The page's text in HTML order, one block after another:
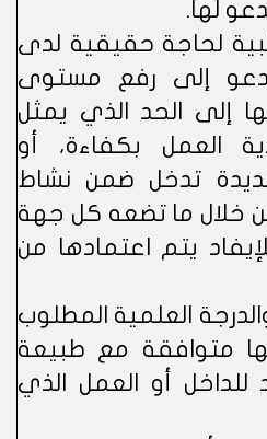
لها.
لحاجة حقيقية لدى
إلى رفع مستوى
إلى الحد الذي يمثل
العمل بكفاءة، أو
تدخل ضمن نشاط
خلال ما تضعه كل جهة
يتم اعتمادها من
العلمية المطلوب
متوافقة مع طبيعة
للداخل أو العمل الذي